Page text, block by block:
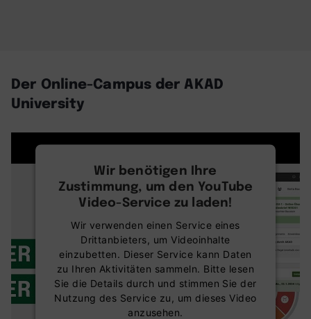
Wir benötigen Ihre
Zustimmung, um den YouTube
Video-Service zu laden!
Wir verwenden einen Service eines
Drittanbieters, um Videoinhalte
einzubetten. Dieser Service kann Daten
zu Ihren Aktivitäten sammeln. Bitte lesen
Sie die Details durch und stimmen Sie der
Nutzung des Service zu, um dieses Video
anzusehen.
Der Online-Campus der AKAD
University